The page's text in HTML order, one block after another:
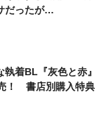
だったが…
着BL『灰色と赤』
！ 書店別購入特典